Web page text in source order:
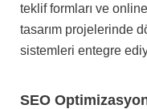
teklif formları ve
tasarım projelerinde
sistemleri entegre
SEO